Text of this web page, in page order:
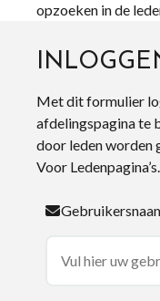
opzoeken in de
Met dit formulier
afdelingspagina te
door leden worden
Voor Ledenpagina’s.